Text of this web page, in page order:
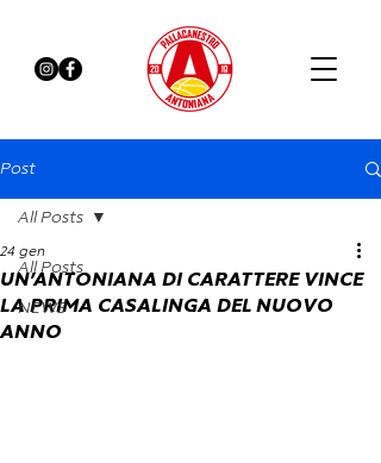
Post
All Posts
NEWS
All Posts
UN’ANTONIANA DI CARATTERE VINCE
LA PRIMA CASALINGA DEL NUOVO
ANNO
24 gen